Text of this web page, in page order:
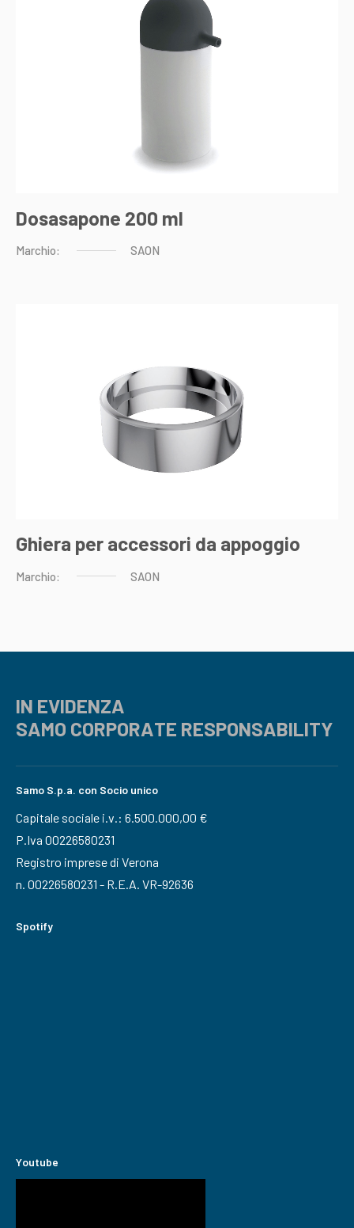
Dosasapone 200 ml
Marchio: SAON
Ghiera per accessori da appoggio
Marchio: SAON
IN EVIDENZA
SAMO CORPORATE RESPONSABILITY
Samo S.p.a. con Socio unico
Capitale sociale i.v.: 6.500.000,00 €
P.Iva 00226580231
Registro imprese di Verona
n. 00226580231 - R.E.A. VR-92636
Spotify
Youtube